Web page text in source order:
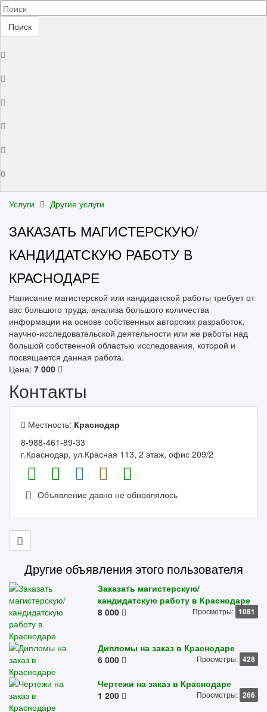
Поиск
0
Услуги Другие услуги
ЗАКАЗАТЬ МАГИСТЕРСКУЮ/
КАНДИДАТСКУЮ РАБОТУ В
КРАСНОДАРЕ
Написание магистерской или кандидатской работы требует от
вас большого труда, анализа большого количества
информации на основе собственных авторских разработок,
научно-исследовательской деятельности или же работы над
большой собственной областью исследования, которой и
посвящается данная работа.
Цена: 7 000
Контакты
Местность: Краснодар
8-988-461-89-33
г.Краснодар, ул.Красная 113, 2 этаж, офис 209/2
Объявление давно не обновлялось
Другие объявления этого пользователя
Заказать магистерскую/
кандидатскую работу в Краснодаре
8 000
Просмотры: 1081
Дипломы на заказ в Краснодаре
6 000
Просмотры: 428
Чертежи на заказ в Краснодаре
1 200
Просмотры: 266